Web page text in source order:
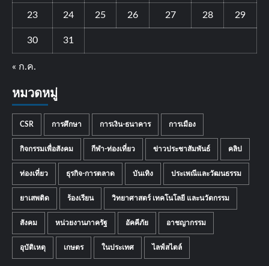
23 24 25 26 27 28 29
30 31
« ก.ค.
หมวดหมู่
CSR การศึกษา การเงิน-ธนาคาร การเมือง
กิจกรรมเพื่อสังคม กีฬา-ท่องเที่ยว ข่าวประชาสัมพันธ์ คลิป
ท่องเที่ยว ธุรกิจ-การตลาด บันเทิง ประเพณีและวัฒนธรรม
ยาเสพติด ร้องเรียน วิทยาศาสตร์ เทคโนโลยี และนวัตกรรม
สังคม หน่วยงานภาครัฐ อัคคีภัย อาชญากรรม
อุบัติเหตุ เกษตร ในประเทศ ไลฟ์สไตล์